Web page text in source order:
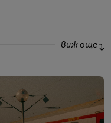
виж още